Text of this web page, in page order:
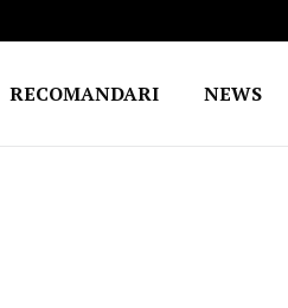
RECOMANDARI NEWS